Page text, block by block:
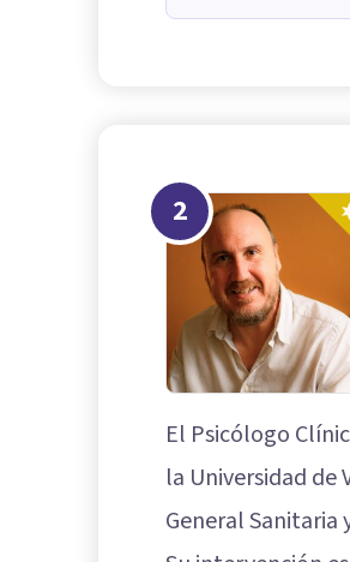
2
El Psicólogo
la Universidad de
General